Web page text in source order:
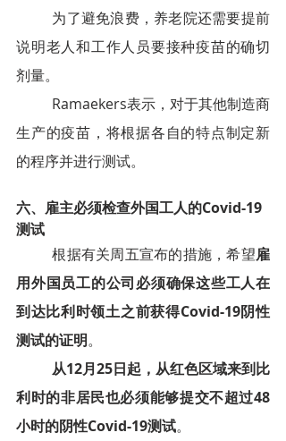
为了避免浪费，养老院还需要提前
说明老人和工作人员要接种疫苗的确切
剂量。
Ramaekers表示，对于其他制造商
生产的疫苗，将根据各自的特点制定新
的程序并进行测试。
六、 雇主必须检查外国工人的Covid-19
测试
根据有关周五宣布的措施，希望雇
用外国员工的公司必须确保这些工人在
到达比利时领土之前获得Covid-19阴性
测试的证明。
从12月25日起，从红色区域来到比
利时的非居民也必须能够提交不超过48
小时的阴性Covid-19测试。